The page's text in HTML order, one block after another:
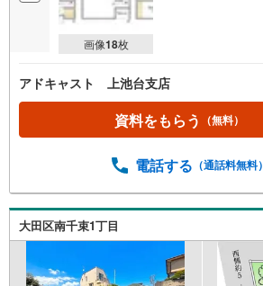
画像18枚
アドキャスト 上池台支店
資料をもらう （無料）
電話する （通話料無料）
大田区南千束1丁目